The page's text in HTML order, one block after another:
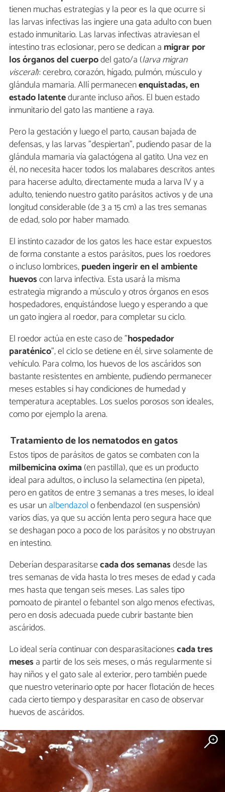
tienen muchas estrategias y la peor es la que ocurre si
las larvas infectivas las ingiere una gata adulto con buen
estado inmunitario. Las larvas infectivas atraviesan el
intestino tras eclosionar, pero se dedican a migrar por
los órganos del cuerpodel gato/a (larva migran
visceral): cerebro, corazón, hígado, pulmón, músculo y
glándula mamaria. Allí permanecenenquistadas, en
estado latentedurante incluso años. El buen estado
inmunitario del gato las mantiene a raya.
Pero la gestación y luego el parto, causan bajada de
defensas, y las larvas "despiertan", pudiendo pasar de la
glándula mamaria vía galactógena al gatito. Una vez en
él, no necesita hacer todos los malabares descritos antes
para hacerse adulto, directamente muda a larva lV y a
adulto, teniendo nuestro gatito parásitos activos y de una
longitud considerable (de 3 a 15 cm) a las tres semanas
de edad, solo por haber mamado.
El instinto cazador de los gatos les hace estar expuestos
de forma constante a estos parásitos, pues los roedores
o incluso lombrices,pueden ingerir en el ambiente
huevoscon larva infectiva. Esta usará la misma
estrategia migrando a músculo y otros órganos en esos
hospedadores, enquistándose luego y esperando a que
un gato ingiera al roedor, para completar su ciclo.
El roedor actúa en este caso de "hospedador
paraténico", el ciclo se detiene en él, sirve solamente de
vehículo. Para colmo, los huevos de los ascáridos son
bastante resistentes en ambiente, pudiendo permanecer
meses estables si hay condiciones de humedad y
temperatura aceptables. Los suelos porosos son ideales,
como por ejemplo la arena.
Tratamiento de los nematodos en gatos
Estos tipos de parásitos de gatos se combaten con la
milbemicina oxima(en pastilla), que es un producto
ideal para adultos, o incluso la selamectina (en pipeta),
pero en gatitos de entre 3 semanas a tres meses, lo ideal
es usar unalbendazolo fenbendazol (en suspensión)
varios días, ya que su acción lenta pero segura hace que
se deshagan poco a poco de los parásitos y no obstruyan
en intestino.
Deberían desparasitarsecada dos semanasdesde las
tres semanas de vida hasta lo tres meses de edad y cada
mes hasta que tengan seis meses. Las sales tipo
pomoato de pirantel o febantel son algo menos efectivas,
pero en dosis adecuada puede cubrir bastante bien
ascáridos.
Lo ideal sería continuar con desparasitacionescada tres
meses a partir de los seis meses, o más regularmente si
hay niños y el gato sale al exterior, pero también puede
que nuestro veterinario opte por hacer flotación de heces
cada cierto tiempo y desparasitar en caso de observar
huevos de ascáridos.